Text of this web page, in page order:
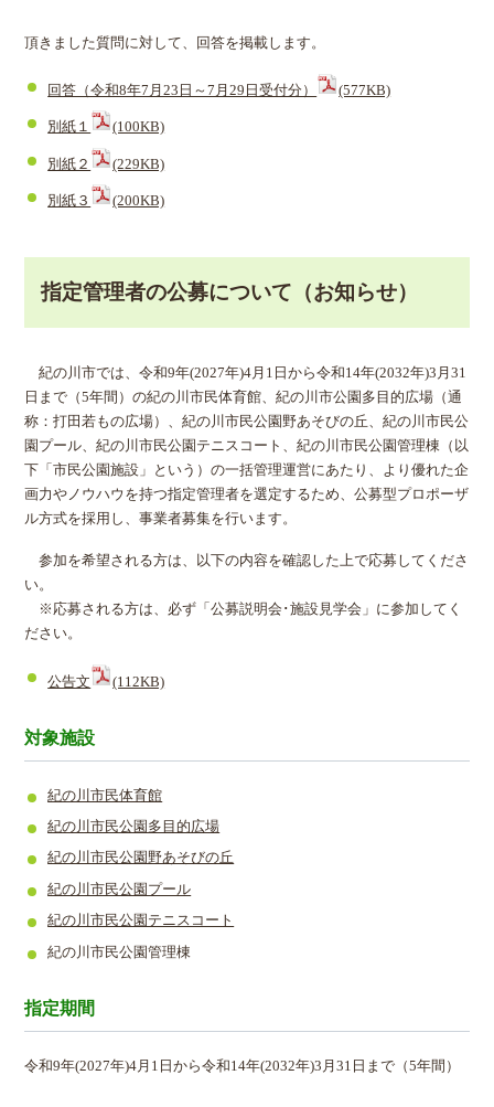
頂きました質問に対して、回答を掲載します。
回答（令和8年7月23日～7月29日受付分） (577KB)
別紙１ (100KB)
別紙２ (229KB)
別紙３ (200KB)
指定管理者の公募について（お知らせ）
紀の川市では、令和9年(2027年)4月1日から令和14年(2032年)3月31
日まで（5年間）の紀の川市民体育館、紀の川市公園多目的広場（通
称：打田若もの広場）、紀の川市民公園野あそびの丘、紀の川市民公
園プール、紀の川市民公園テニスコート、紀の川市民公園管理棟（以
下「市民公園施設」という）の一括管理運営にあたり、より優れた企
画力やノウハウを持つ指定管理者を選定するため、公募型プロポーザ
ル方式を採用し、事業者募集を行います。
参加を希望される方は、以下の内容を確認した上で応募してくださ
い。
※応募される方は、必ず「公募説明会･施設見学会」に参加してく
ださい。
公告文 (112KB)
対象施設
紀の川市民体育館
紀の川市民公園多目的広場
紀の川市民公園野あそびの丘
紀の川市民公園プール
紀の川市民公園テニスコート
紀の川市民公園管理棟
指定期間
令和9年(2027年)4月1日から令和14年(2032年)3月31日まで（5年間）